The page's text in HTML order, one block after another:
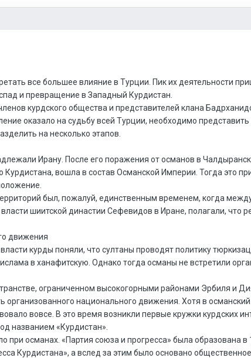
все большее влияние в Турции. Пик их деятельности
и превращение в Западный Курдистан.
курдского общества и представителей клана
оказало на судьбу всей Турции, необходимо
на несколько этапов.
Ирану. После его поражения от османов в
вошла в состав Османской Империи. Тогда это
был, пожалуй, единственным временем, когда
шиитской династии Сефевидов в Иране, полагали, что
движения
курды поняли, что султаны проводят политику
в ханафитскую. Однако тогда османы не встретили
ограниченном высокогорными районами Эрбиля и
организованного национального движения. Хотя в
вовсе. В это время возникли первые кружки курдских
названием «Курдистан».
османах. «Партия союза и прогресса» была образована
Курдистана», а вслед за этим было основано